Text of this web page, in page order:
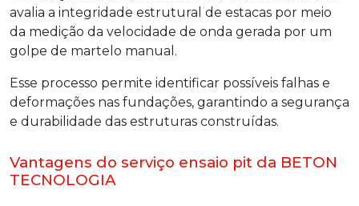
avalia a integridade estrutural de estacas por meio
da medição da velocidade de onda gerada por um
golpe de martelo manual.
Esse processo permite identificar possíveis falhas e
deformações nas fundações, garantindo a segurança
e durabilidade das estruturas construídas.
Vantagens do serviço ensaio pit da BETON
TECNOLOGIA